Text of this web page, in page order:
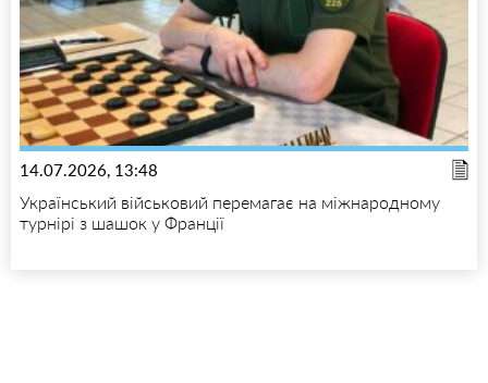
14.07.2026, 13:48
Український військовий перемагає на міжнародному
турнірі з шашок у Франції